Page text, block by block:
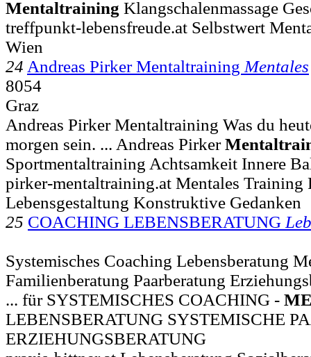
Mentaltraining Klangschalenmassage
treffpunkt-lebensfreude.at Selbstwert
Wien
24 Andreas Pirker Mentaltraining Mentales
8054
Graz
Andreas Pirker Mentaltraining Was du
morgen sein. ... Andreas Pirker
Sportmentaltraining Achtsamkeit Innere
pirker-mentaltraining.at Mentales Training
Lebensgestaltung Konstruktive Gedanken
25 COACHING LEBENSBERATUNG
Systemisches Coaching Lebensberatung
Familienberatung Paarberatung
... für SYSTEMISCHES COACHING -
LEBENSBERATUNG SYSTEMISCHE
ERZIEHUNGSBERATUNG